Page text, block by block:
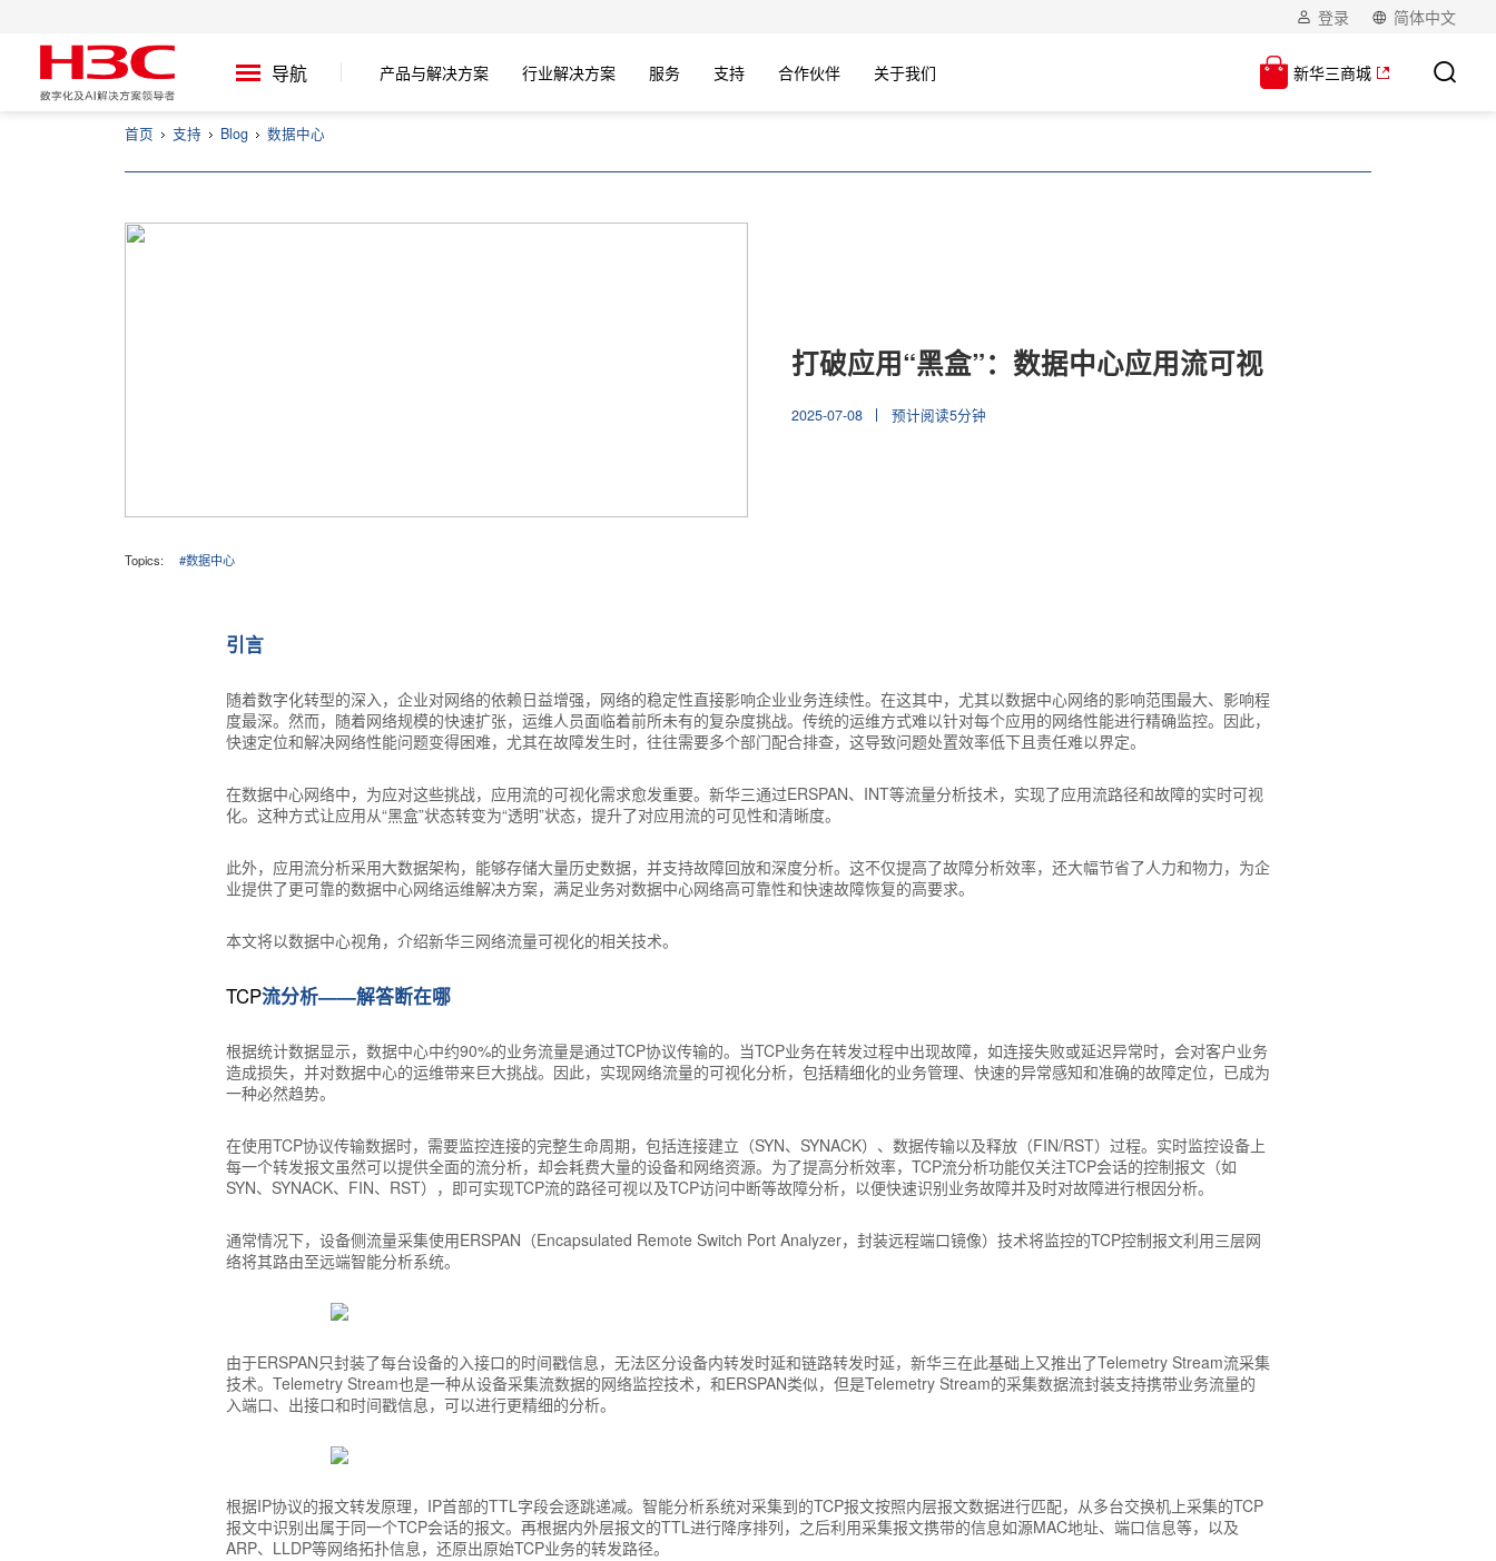
登录 简体中文
导航 产品与解决方案 行业解决方案 服务 支持 合作伙伴 关于我们 新华三商城
首页 支持 Blog 数据中心
打破应用“黑盒”：数据中心应用流可视
2025-07-08 预计阅读5分钟
Topics: #数据中心
引言
随着数字化转型的深入，企业对网络的依赖日益增强，网络的稳定性直接影响企业业务连续性。在这其中，尤其以数据中心网络的影响范围最大、影响程
度最深。然而，随着网络规模的快速扩张，运维人员面临着前所未有的复杂度挑战。传统的运维方式难以针对每个应用的网络性能进行精确监控。因此，
快速定位和解决网络性能问题变得困难，尤其在故障发生时，往往需要多个部门配合排查，这导致问题处置效率低下且责任难以界定。
在数据中心网络中，为应对这些挑战，应用流的可视化需求愈发重要。新华三通过ERSPAN、INT等流量分析技术，实现了应用流路径和故障的实时可视
化。这种方式让应用从“黑盒”状态转变为“透明”状态，提升了对应用流的可见性和清晰度。
此外，应用流分析采用大数据架构，能够存储大量历史数据，并支持故障回放和深度分析。这不仅提高了故障分析效率，还大幅节省了人力和物力，为企
业提供了更可靠的数据中心网络运维解决方案，满足业务对数据中心网络高可靠性和快速故障恢复的高要求。
本文将以数据中心视角，介绍新华三网络流量可视化的相关技术。
TCP流分析——解答断在哪
根据统计数据显示，数据中心中约90%的业务流量是通过TCP协议传输的。当TCP业务在转发过程中出现故障，如连接失败或延迟异常时，会对客户业务
造成损失，并对数据中心的运维带来巨大挑战。因此，实现网络流量的可视化分析，包括精细化的业务管理、快速的异常感知和准确的故障定位，已成为
一种必然趋势。
在使用TCP协议传输数据时，需要监控连接的完整生命周期，包括连接建立（SYN、SYNACK）、数据传输以及释放（FIN/RST）过程。实时监控设备上
每一个转发报文虽然可以提供全面的流分析，却会耗费大量的设备和网络资源。为了提高分析效率，TCP流分析功能仅关注TCP会话的控制报文（如
SYN、SYNACK、FIN、RST），即可实现TCP流的路径可视以及TCP访问中断等故障分析，以便快速识别业务故障并及时对故障进行根因分析。
通常情况下，设备侧流量采集使用ERSPAN（Encapsulated Remote Switch Port Analyzer，封装远程端口镜像）技术将监控的TCP控制报文利用三层网
络将其路由至远端智能分析系统。
由于ERSPAN只封装了每台设备的入接口的时间戳信息，无法区分设备内转发时延和链路转发时延，新华三在此基础上又推出了Telemetry Stream流采集
技术。Telemetry Stream也是一种从设备采集流数据的网络监控技术，和ERSPAN类似，但是Telemetry Stream的采集数据流封装支持携带业务流量的
入端口、出接口和时间戳信息，可以进行更精细的分析。
根据IP协议的报文转发原理，IP首部的TTL字段会逐跳递减。智能分析系统对采集到的TCP报文按照内层报文数据进行匹配，从多台交换机上采集的TCP
报文中识别出属于同一个TCP会话的报文。再根据内外层报文的TTL进行降序排列，之后利用采集报文携带的信息如源MAC地址、端口信息等，以及
ARP、LLDP等网络拓扑信息，还原出原始TCP业务的转发路径。